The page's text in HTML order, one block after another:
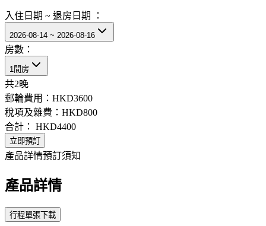
入住日期 ~ 退房日期 ：
2026-08-14 ~ 2026-08-16
房數：
1間房
共2晚
郵輪費用： HKD3600
稅項及雜費： HKD800
合計： HKD4400
立即預訂
產品詳情預訂須知
產品詳情